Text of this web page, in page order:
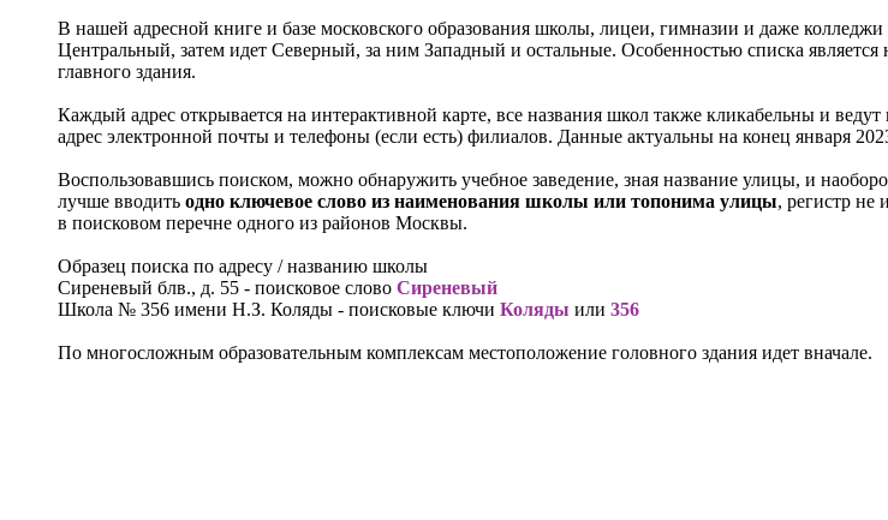
В нашей адресной книге и базе московского образования школы, лицеи, гимназии и даже
Центральный, затем идет Северный, за ним Западный и остальные. Особенностью списка
главного здания.
Каждый адрес открывается на интерактивной карте, все названия школ также кликабельны и
адрес электронной почты и телефоны (если есть) филиалов. Данные актуальны на конец января
Воспользовавшись поиском, можно обнаружить учебное заведение, зная название улицы, и
лучше вводить одно ключевое слово из наименования школы или топонима улицы, регистр не
в поисковом перечне одного из районов Москвы.
Образец поиска по адресу / названию школы
Сиреневый блв., д. 55 - поисковое слово Сиреневый
Школа № 356 имени Н.З. Коляды - поисковые ключи Коляды или 356
По многосложным образовательным комплексам местоположение головного здания идет вначале.